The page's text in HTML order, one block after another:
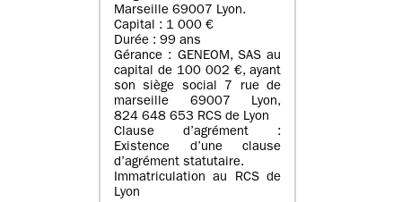
Marseille 69007 Lyon.
Capital : 1 000 €
Durée : 99 ans
Gérance : GENEOM, SAS au
capital de 100 002 €, ayant
son siège social 7 rue de
marseille 69007 Lyon,
824 648 653 RCS de Lyon
Clause d’agrément :
Existence d’une clause
d’agrément statutaire.
Immatriculation au RCS de
Lyon